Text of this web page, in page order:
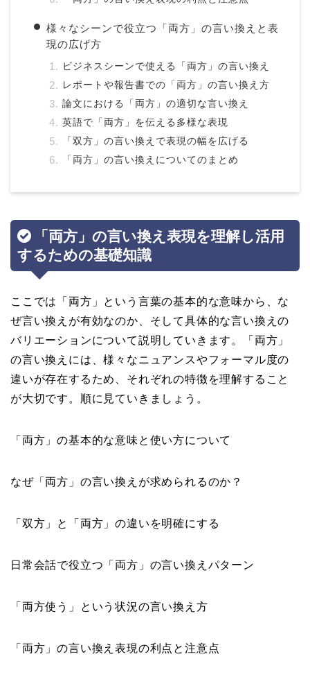
様々なシーンで役立つ「両方」の言い換えと表
現の広げ方
ビジネスシーンで使える「両方」の言い換え
レポートや報告書での「両方」の言い換え方
論文における「両方」の適切な言い換え
英語で「両方」を伝える多様な表現
「双方」の言い換えで表現の幅を広げる
「両方」の言い換えについてのまとめ
「両方」の言い換え表現を理解し活用
するための基礎知識
ここでは「両方」という言葉の基本的な意味から、な
ぜ言い換えが有効なのか、そして具体的な言い換えの
バリエーションについて説明していきます。「両方」
の言い換えには、様々なニュアンスやフォーマル度の
違いが存在するため、それぞれの特徴を理解すること
が大切です。順に見ていきましょう。
「両方」の基本的な意味と使い方について
なぜ「両方」の言い換えが求められるのか？
「双方」と「両方」の違いを明確にする
日常会話で役立つ「両方」の言い換えパターン
「両方使う」という状況の言い換え方
「両方」の言い換え表現の利点と注意点